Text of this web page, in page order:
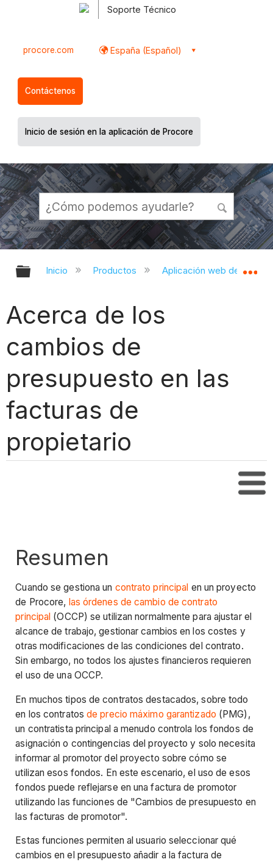
Soporte Técnico
procore.com España (Español)
Contáctenos
Inicio de sesión en la aplicación de Procore
Expandir/contraer jerarquía global
Inicio Productos Aplicación web de
Acerca de los
cambios de
presupuesto en las
facturas de
propietario
Resumen
Cuando se gestiona un contrato principal en un proyecto
de Procore, las órdenes de cambio de contrato
principal (OCCP) se utilizan normalmente para ajustar el
alcance de trabajo, gestionar cambios en los costes y
otras modificaciones de las condiciones del contrato.
Sin embargo, no todos los ajustes financieros requieren
el uso de una OCCP.
En muchos tipos de contratos destacados, sobre todo
en los contratosde precio máximo garantizado (PMG),
un contratista principal a menudo controla los fondos de
asignación o contingencias del proyecto y solo necesita
informar al promotor del proyecto sobre cómo se
utilizan esos fondos. En este escenario, el uso de esos
fondos puede reflejarse en una factura de promotor
utilizando las funciones de "Cambios de presupuesto en
las facturas de promotor".
Estas funciones permiten al usuario seleccionar qué
cambios en el presupuesto añadir a la factura de